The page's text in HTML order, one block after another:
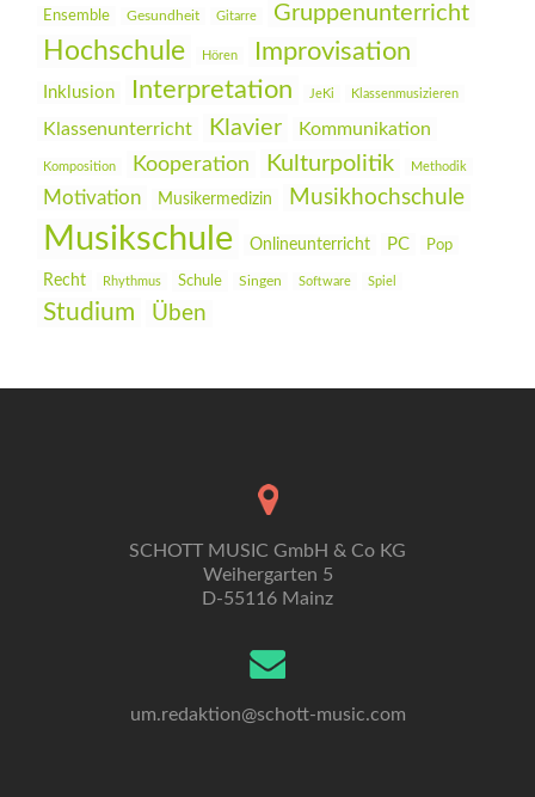
Ensemble Gesundheit Gitarre Gruppenunterricht
Hochschule Hören Improvisation
Inklusion Interpretation JeKi Klassenmusizieren
Klassenunterricht Klavier Kommunikation
Komposition Kooperation Kulturpolitik Methodik
Motivation Musikermedizin Musikhochschule
Musikschule Onlineunterricht PC Pop
Recht Rhythmus Schule Singen Software Spiel
Studium Üben
SCHOTT MUSIC GmbH & Co KG
Weihergarten 5
D-55116 Mainz
um.redaktion@schott-music.com